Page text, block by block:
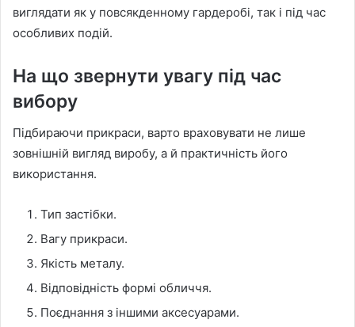
виглядати як у повсякденному гардеробі, так і під час
особливих подій.
На що звернути увагу під час
вибору
Підбираючи прикраси, варто враховувати не лише
зовнішній вигляд виробу, а й практичність його
використання.
Тип застібки.
Вагу прикраси.
Якість металу.
Відповідність формі обличчя.
Поєднання з іншими аксесуарами.